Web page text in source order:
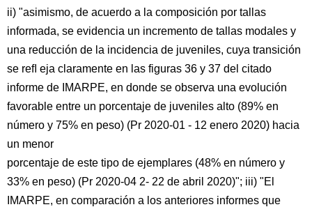
ii) "asimismo, de acuerdo a la composición por tallas
informada, se evidencia un incremento de tallas modales y
una reducción de la incidencia de juveniles, cuya transición
se reﬂ eja claramente en las figuras 36 y 37 del citado
informe de IMARPE, en donde se observa una evolución
favorable entre un porcentaje de juveniles alto (89% en
número y 75% en peso) (Pr 2020-01 - 12 enero 2020) hacia
un menor
porcentaje de este tipo de ejemplares (48% en número y
33% en peso) (Pr 2020-04 2- 22 de abril 2020)"; iii) "El
IMARPE, en comparación a los anteriores informes que